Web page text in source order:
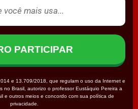
PARTICIPAR
e 13.709/2018, que regulam o uso da Internet e
no Brasil, autorizo o professor Eustáquio Pereira a
e outros meios e concordo com sua política de
privacidade.